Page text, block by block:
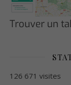
Trouver un
126 671 visites